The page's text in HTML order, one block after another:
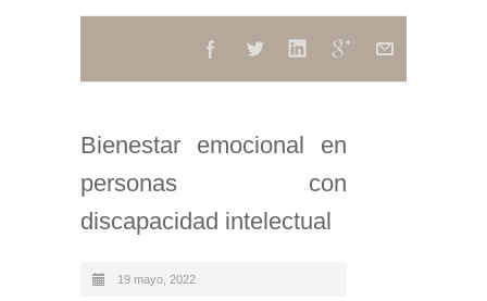
Bienestar emocional en
personas con
discapacidad intelectual
19 mayo, 2022